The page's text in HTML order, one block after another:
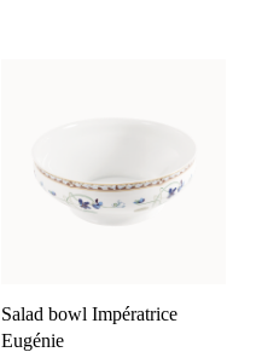
Salad bowl Impératrice
Eugénie